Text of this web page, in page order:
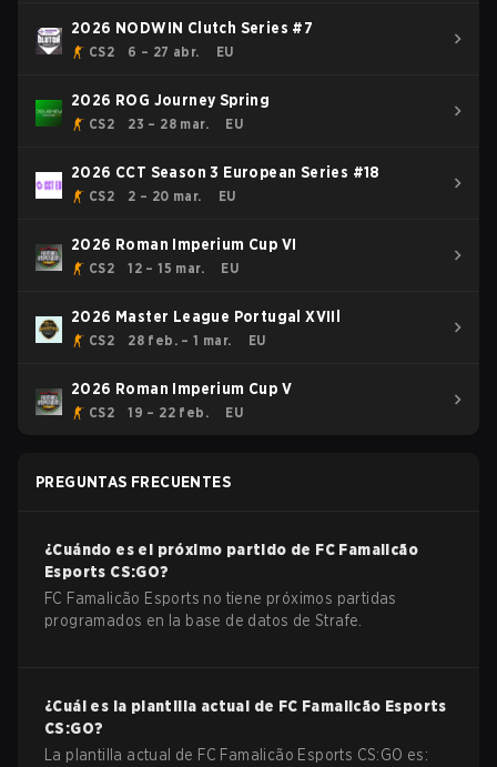
2026 NODWIN Clutch Series #7
CS2 6 – 27 abr. EU
2026 ROG Journey Spring
CS2 23 – 28 mar. EU
2026 CCT Season 3 European Series #18
CS2 2 – 20 mar. EU
2026 Roman Imperium Cup VI
CS2 12 – 15 mar. EU
2026 Master League Portugal XVIIl
CS2 28 feb. – 1 mar. EU
2026 Roman Imperium Cup V
CS2 19 – 22 feb. EU
PREGUNTAS FRECUENTES
¿Cuándo es el próximo partido de FC Famalicão
Esports CS:GO?
FC Famalicão Esports no tiene próximos partidas
programados en la base de datos de Strafe.
¿Cuál es la plantilla actual de FC Famalicão Esports
CS:GO?
La plantilla actual de FC Famalicão Esports CS:GO es: